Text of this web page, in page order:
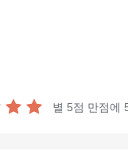
별 5점 만점에